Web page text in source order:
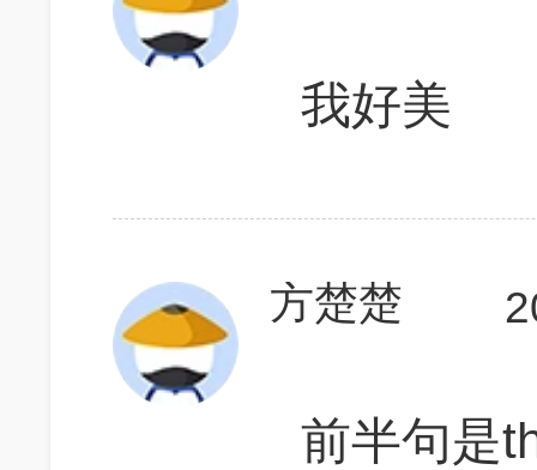
我好美
方楚楚
前半句是